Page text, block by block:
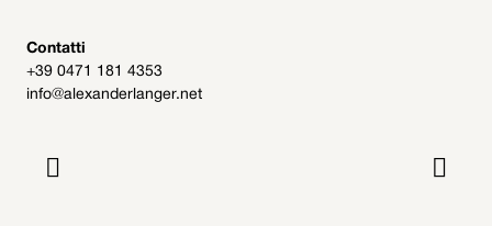
Contatti
+39 0471 181 4353
info@alexanderlanger.net
 